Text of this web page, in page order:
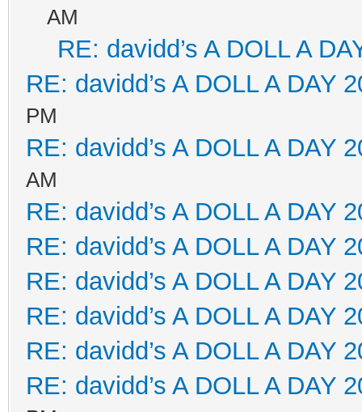
AM
RE: davidd’s A DOLL A
RE: davidd’s A DOLL A DAY
PM
RE: davidd’s A DOLL A DAY
AM
RE: davidd’s A DOLL A DAY
RE: davidd’s A DOLL A DAY
RE: davidd’s A DOLL A DAY
RE: davidd’s A DOLL A DAY
RE: davidd’s A DOLL A DAY
RE: davidd’s A DOLL A DAY